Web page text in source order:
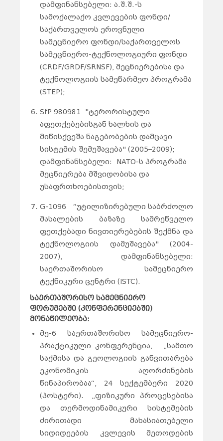
დამფინანსებელი: ა.შ.შ.-ს
სამოქალაქო კვლევების ფონდი/
საქართველოს ეროვნული
სამეცნიერო ფონდი/საქართველოს
სამეცნიერო-ტექნოლოგიური ფონდი
(CRDF/GRDF/SRNSF), მეცნიერებისა და
ტექნოლოგიის სამეწარმეო პროგრამა
(STEP);
SfP 980981 "ტერორისტული
აფეთქებებისგან ხალხის და
მიწისქვეშა ნაგებობების დამცავი
სისტემის შემუშავება" (2005–2009);
დამფინანსებელი: NATO-ს პროგრამა
მეცნიერება მშვიდობისა და
უსაფრთხოებისთვის;
G-1096 “უტილიზირებული საბრძოლო
მასალების ბაზაზე სამრეწველო
ფეთქებადი ნივთიერებების შექმნა და
ტექნოლოგიის დამუშავება" (2004-
2007), დამფინანსებელი:
საერთაშორისო სამეცნიერო
ტექნიკური ცენტრი (ISTC).
საერთაშორისო სამეცნიერო
ფორუმებში (კონფერენციებში)
მონაწილეობა:
მე-6 საერთაშორისო სამეცნიერო-
პრაქტიკული კონფერენცია, „სამთო
საქმისა და გეოლოგიის განვითარება
ეკონომიკის აღორძინების
წინაპირობაა“, 24 სექტემბერი 2020
(პოსტერი). „ფიზიკური პროცესებისა
და თერმოდინამიკური სისტემების
ძირითადი მახასიათებელი
სიდიდეების კვლევის მეთოდების